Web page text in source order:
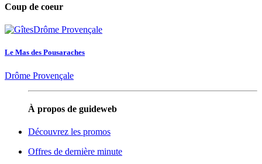
Coup de coeur
Le Mas des Pousaraches
Drôme Provençale
À propos de guideweb
Découvrez les promos
Offres de dernière minute